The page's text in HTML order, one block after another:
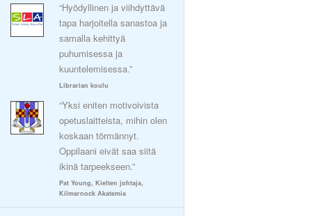
“Hyödyllinen ja viihdyttävä
tapa harjoitella sanastoa ja
samalla kehittyä
puhumisessa ja
kuuntelemisessa.”
Librarian koulu
“Yksi eniten motivoivista
opetuslaitteista, mihin olen
koskaan törmännyt.
Oppilaani eivät saa siitä
ikinä tarpeekseen.”
Pat Young, Kielten johtaja,
Kilmarnock Akatemia